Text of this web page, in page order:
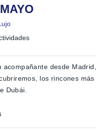
acompañante desde Madrid,
los rincones más
Dubái.